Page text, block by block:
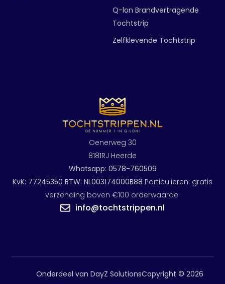
Oenerweg 30
8181RJ Heerde
Whatsapp: 0578-760509
KvK: 77245350 BTW: NL003174000B88 Particulieren: gratis
verzending boven €100 orderwaarde.
info@tochtstrippen.nl
Q-lon Brandvertragende
Tochtstrip
Zelfklevende Tochtstrip
Copyright © 2026
Onderdeel van DayZ Solutions